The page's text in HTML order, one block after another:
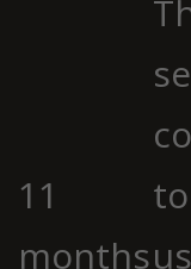
11
months